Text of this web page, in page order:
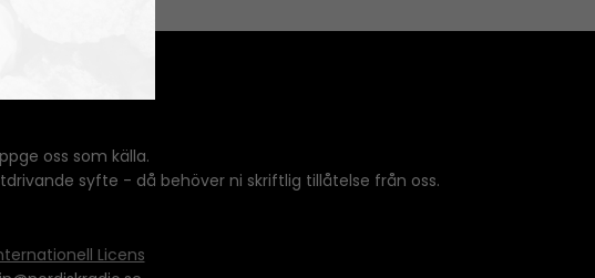
oss som källa.
syfte - då behöver ni skriftlig tillåtelse från oss.
Licens